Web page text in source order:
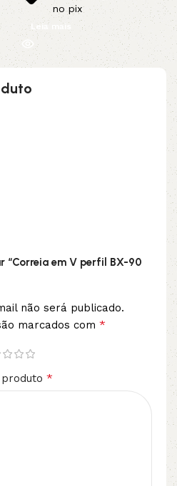
no pix
Leia mais
“Correia em V perfil BX-90
não será publicado.
marcados com *
*